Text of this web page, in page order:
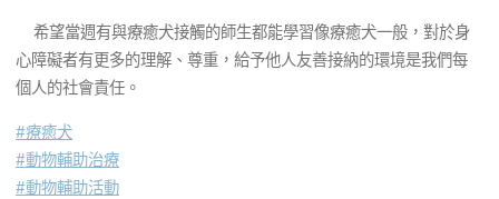
希望當週有與療癒犬接觸的師生都能學習像療癒犬一般，對於身
心障礙者有更多的理解、尊重，給予他人友善接納的環境是我們每
個人的社會責任。
#療癒犬
#動物輔助治療
#動物輔助活動